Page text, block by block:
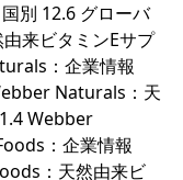
別 12.6 グローバ
来ビタミンEサプ
：企業情報
Naturals：天
Webber
：企業情報
：天然由来ビ